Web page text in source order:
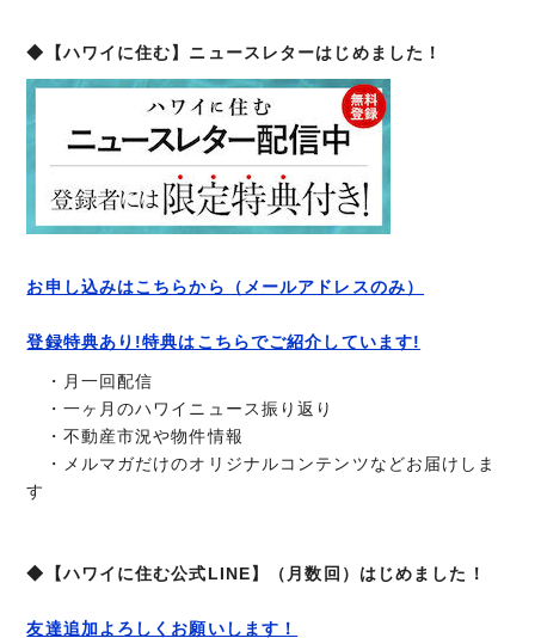
◆【ハワイに住む】ニュースレターはじめました！
お申し込みはこちらから（メールアドレスのみ）
登録特典あり!特典はこちらでご紹介しています!
・月一回配信
・一ヶ月のハワイニュース振り返り
・不動産市況や物件情報
・メルマガだけのオリジナルコンテンツなどお届けしま
す
◆【ハワイに住む公式LINE】（月数回）はじめました！
友達追加よろしくお願いします！